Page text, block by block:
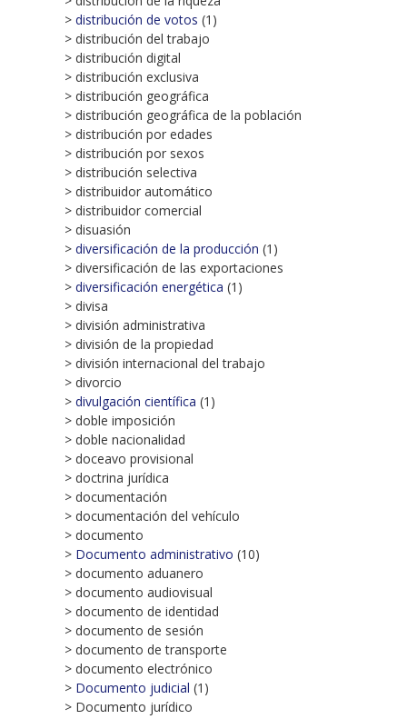
> distribución de votos (1)
> distribución del trabajo
> distribución digital
> distribución exclusiva
> distribución geográfica
> distribución geográfica de la población
> distribución por edades
> distribución por sexos
> distribución selectiva
> distribuidor automático
> distribuidor comercial
> disuasión
> diversificación de la producción (1)
> diversificación de las exportaciones
> diversificación energética (1)
> divisa
> división administrativa
> división de la propiedad
> división internacional del trabajo
> divorcio
> divulgación científica (1)
> doble imposición
> doble nacionalidad
> doceavo provisional
> doctrina jurídica
> documentación
> documentación del vehículo
> documento
> Documento administrativo (10)
> documento aduanero
> documento audiovisual
> documento de identidad
> documento de sesión
> documento de transporte
> documento electrónico
> Documento judicial (1)
> Documento jurídico